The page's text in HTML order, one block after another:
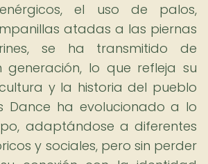
el uso de palos,
atadas a las piernas
se ha transmitido de
generación, lo que refleja su
y la historia del pueblo
Dance ha evolucionado a lo
adaptándose a diferentes
y sociales, pero sin perder